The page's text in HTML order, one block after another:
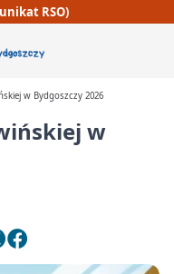
RSO)
w Bydgoszczy 2026
w